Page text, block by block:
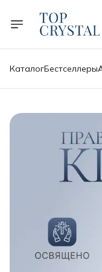
КаталогБестселлеры